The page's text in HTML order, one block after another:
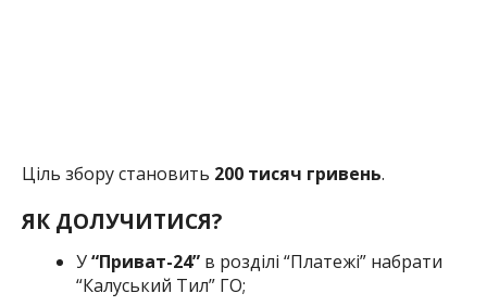
Ціль збору становить 200 тисяч гривень.
ЯК ДОЛУЧИТИСЯ?
У“Приват-24”в розділі “Платежі” набрати
“Калуський Тил” ГО;